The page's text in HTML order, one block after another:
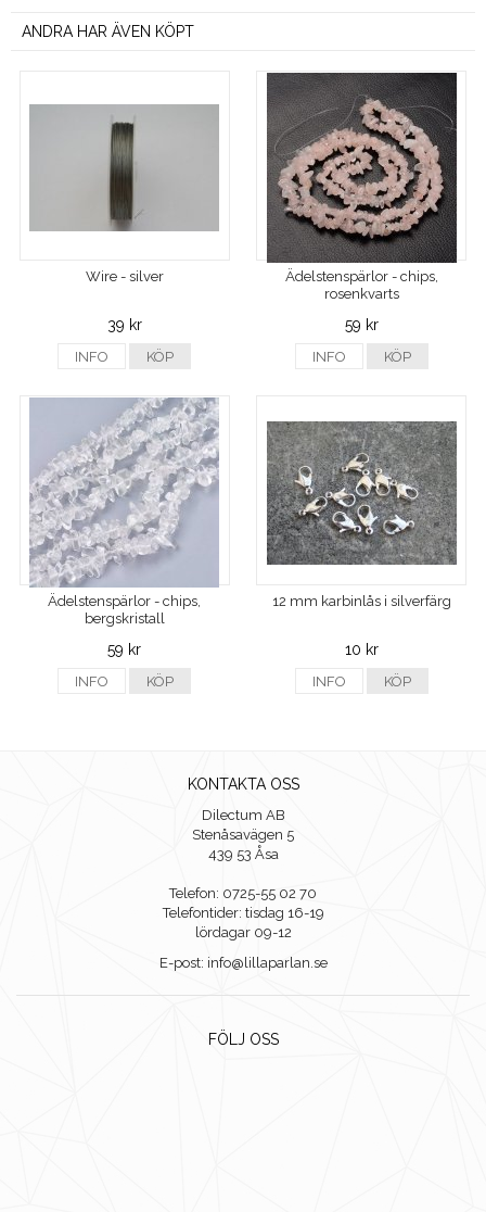
ANDRA HAR ÄVEN KÖPT
Wire - silver
39 kr
INFO KÖP
Ädelstenspärlor - chips,
rosenkvarts
59 kr
INFO KÖP
Ädelstenspärlor - chips,
bergskristall
59 kr
INFO KÖP
12 mm karbinlås i silverfärg
10 kr
INFO KÖP
KONTAKTA OSS
Dilectum AB
Stenåsavägen 5
439 53 Åsa
Telefon: 0725-55 02 70
Telefontider: tisdag 16-19
lördagar 09-12
E-post: info@lillaparlan.se
FÖLJ OSS